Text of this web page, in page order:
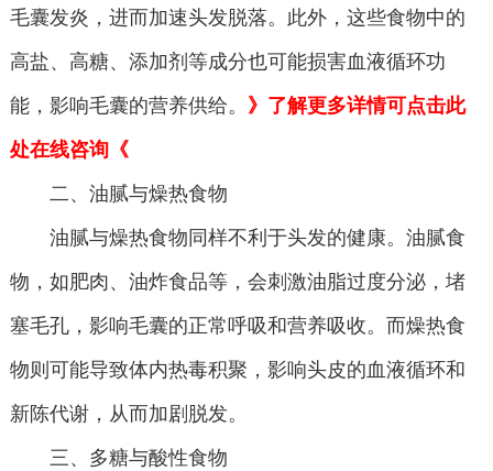
毛囊发炎，进而加速头发脱落。此外，这些食物中的
高盐、高糖、添加剂等成分也可能损害血液循环功
能，影响毛囊的营养供给。 》了解更多详情可点击此
处在线咨询《
二、油腻与燥热食物
油腻与燥热食物同样不利于头发的健康。油腻食
物，如肥肉、油炸食品等，会刺激油脂过度分泌，堵
塞毛孔，影响毛囊的正常呼吸和营养吸收。而燥热食
物则可能导致体内热毒积聚，影响头皮的血液循环和
新陈代谢，从而加剧脱发。
三、多糖与酸性食物